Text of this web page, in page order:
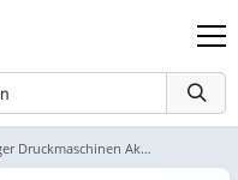
Heidelberger Druckmaschinen Aktie - News Archiv